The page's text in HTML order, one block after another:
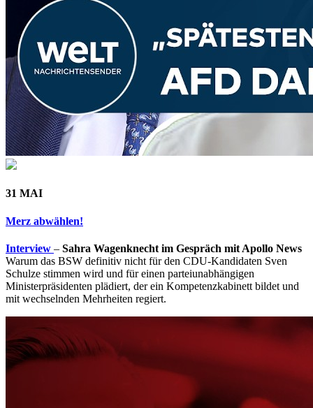
31 MAI
Merz abwählen!
Interview – Sahra Wagenknecht im Gespräch mit Apollo News
Warum das BSW definitiv nicht für den CDU-Kandidaten Sven
Schulze stimmen wird und für einen parteiunabhängigen
Ministerpräsidenten plädiert, der ein Kompetenzkabinett bildet und
mit wechselnden Mehrheiten regiert.